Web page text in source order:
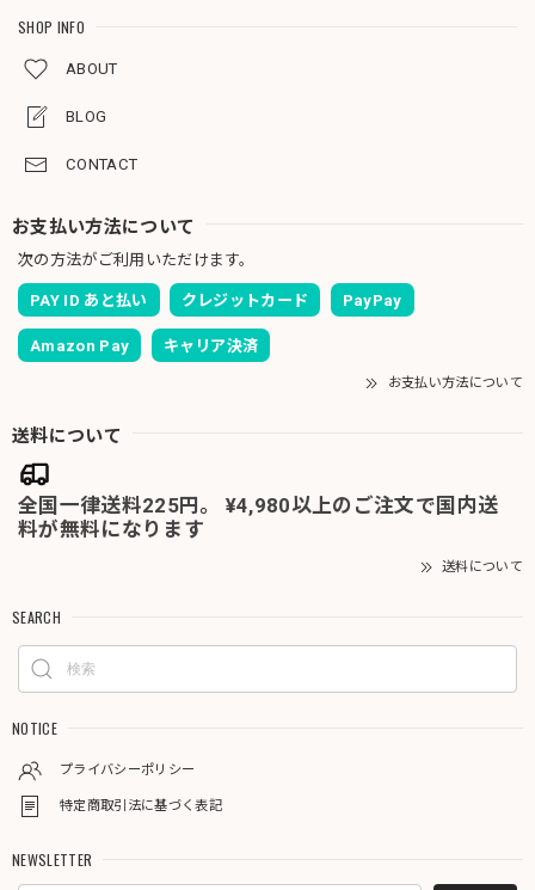
SHOP INFO
ABOUT
BLOG
CONTACT
お支払い方法について
次の方法がご利用いただけます。
PAY ID あと払い クレジットカード PayPay
Amazon Pay キャリア決済
お支払い方法について
送料について
全国一律送料225円。 ¥4,980以上のご注文で国内送
料が無料になります
送料について
SEARCH
NOTICE
プライバシーポリシー
特定商取引法に基づく表記
NEWSLETTER